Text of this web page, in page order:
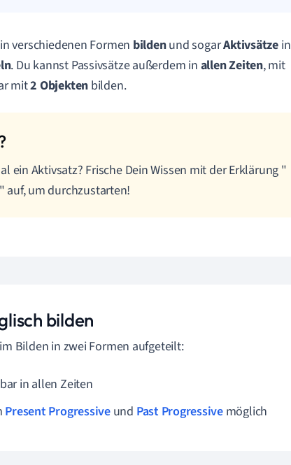
verschiedenen Formen bildenund sogarAktivsätze in
. Du kannst Passivsätze außerdem in allenZeiten, mit
mit2 Objekten bilden.
ein Aktivsatz? Frische Dein Wissen mit der Erklärung "
" auf, um durchzustarten!
bilden
Bilden in zwei Formen aufgeteilt:
in allen Zeiten
Present Progressiveund Past Progressivemöglich